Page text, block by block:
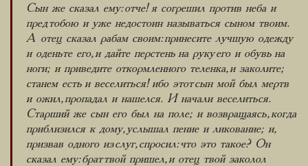
Сын же сказал ему: отче! я согрешил против неба и
пред тобою и уже недостоин называться сыном твоим.
А отец сказал рабам своим: принесите лучшую одежду
и оденьте его, и дайте перстень на руку его и обувь на
ноги; и приведите откормленного теленка, и заколите;
станем есть и веселиться! ибо этот сын мой был мертв
и ожил, пропадал и нашелся. И начали веселиться.
Старший же сын его был на поле; и возвращаясь, когда
приблизился к дому, услышал пение и ликование; и,
призвав одного из слуг, спросил: что это такое? Он
сказал ему: брат твой пришел, и отец твой заколол